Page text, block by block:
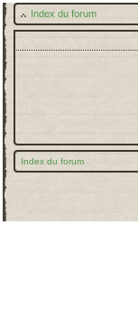
Index du forum
Index du forum